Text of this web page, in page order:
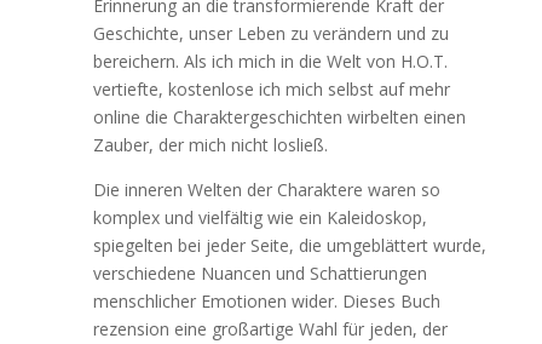
Erinnerung an die transformierende Kraft der
Geschichte, unser Leben zu verändern und zu
bereichern. Als ich mich in die Welt von H.O.T.
vertiefte, kostenlose ich mich selbst auf mehr
online die Charaktergeschichten wirbelten einen
Zauber, der mich nicht losließ.
Die inneren Welten der Charaktere waren so
komplex und vielfältig wie ein Kaleidoskop,
spiegelten bei jeder Seite, die umgeblättert wurde,
verschiedene Nuancen und Schattierungen
menschlicher Emotionen wider. Dieses Buch
rezension eine großartige Wahl für jeden, der